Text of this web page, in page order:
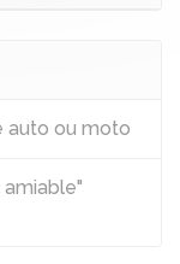
auto ou moto